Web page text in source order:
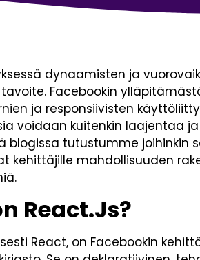
dynaamisten ja
Facebookin
ja responsiivisten
voidaan kuitenkin laajentaa
blogissa tutustumme joihinkin
kehittäjille mahdollisuuden
React.Js?
React, on Facebookin